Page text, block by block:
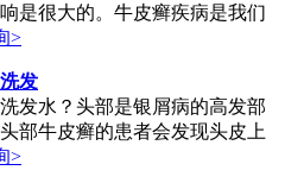
是很大的。牛皮癣疾病是我们
>
发
发水？头部是银屑病的高发部
部牛皮癣的患者会发现头皮上
>